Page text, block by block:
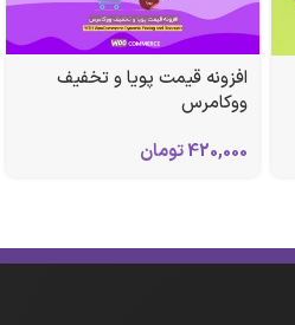
افزونه قیمت پویا و تخفیف
ووکامرس
420,000تومان